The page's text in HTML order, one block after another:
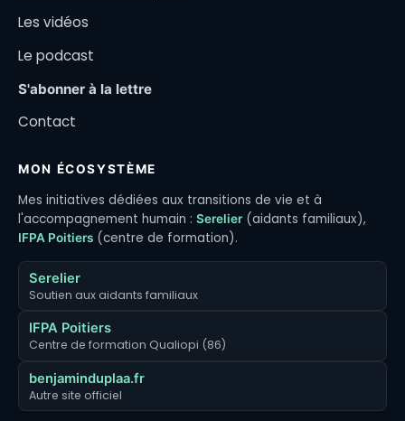
Les vidéos
Le podcast
S'abonner à la lettre
Contact
MON ÉCOSYSTÈME
Mes initiatives dédiées aux transitions de vie et à
l'accompagnement humain : Serelier (aidants familiaux),
IFPA Poitiers (centre de formation).
Serelier
Soutien aux aidants familiaux
IFPA Poitiers
Centre de formation Qualiopi (86)
benjaminduplaa.fr
Autre site officiel